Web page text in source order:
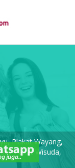
Plakat Wayang,
Plakat Wisuda,